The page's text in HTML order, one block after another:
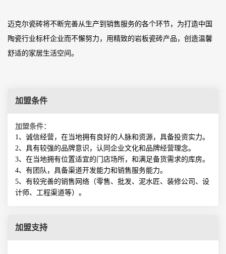
迈克尔瓷砖将不断完善从生产到销售服务的各个环节，为打造中国
陶瓷行业标杆企业而不懈努力，用精致的岩板瓷砖产品，创造温馨
舒适的家居生活空间。
加盟条件
加盟条件：
1、 诚信经营 ，在当地拥有良好的人脉和资源，具备投资实力。
2、具有较强的品牌意识，认同企业文化和品牌经营理念。
3、在当地拥有位置适宜的门店场所，和满足备货需求的库房。
4、有团队，具备渠道开发能力和销售服务能力。
5、有较完善的销售网络（零售、批发、泥水匠、装修公司、设
计师、工程渠道等）。
加盟支持